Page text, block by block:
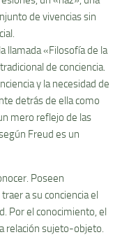
de vivencias sin
llamada «Filosofí­a de la
de conciencia.
y la necesidad de
detrás de ella como
mero reflejo de las
Freud es un
Poseen
a su conciencia el
Por el conocimiento, el
relación sujeto-objeto.